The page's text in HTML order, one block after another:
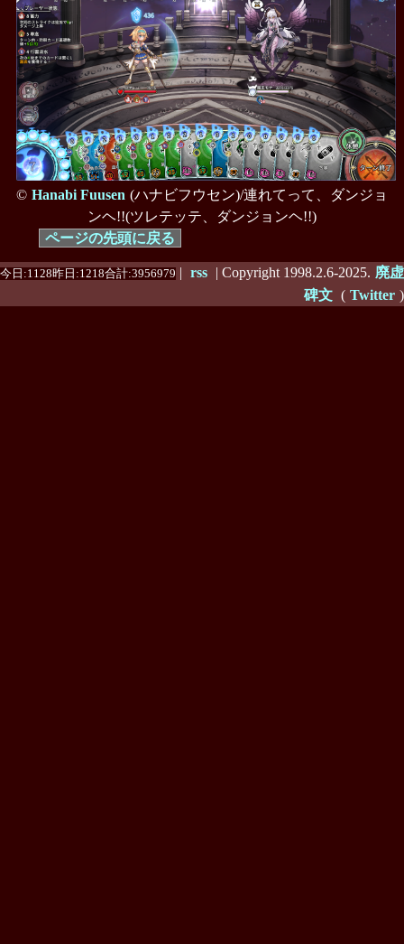
© Hanabi Fuusen (ハナビフウセン)/連れてって、ダンジョ
ンヘ!!(ツレテッテ、ダンジョンヘ!!)
ページの先頭に戻る
今日:1128昨日:1218合計:3956979 | rss | Copyright 1998.2.6-2025. 廃虚
碑文 ( Twitter )